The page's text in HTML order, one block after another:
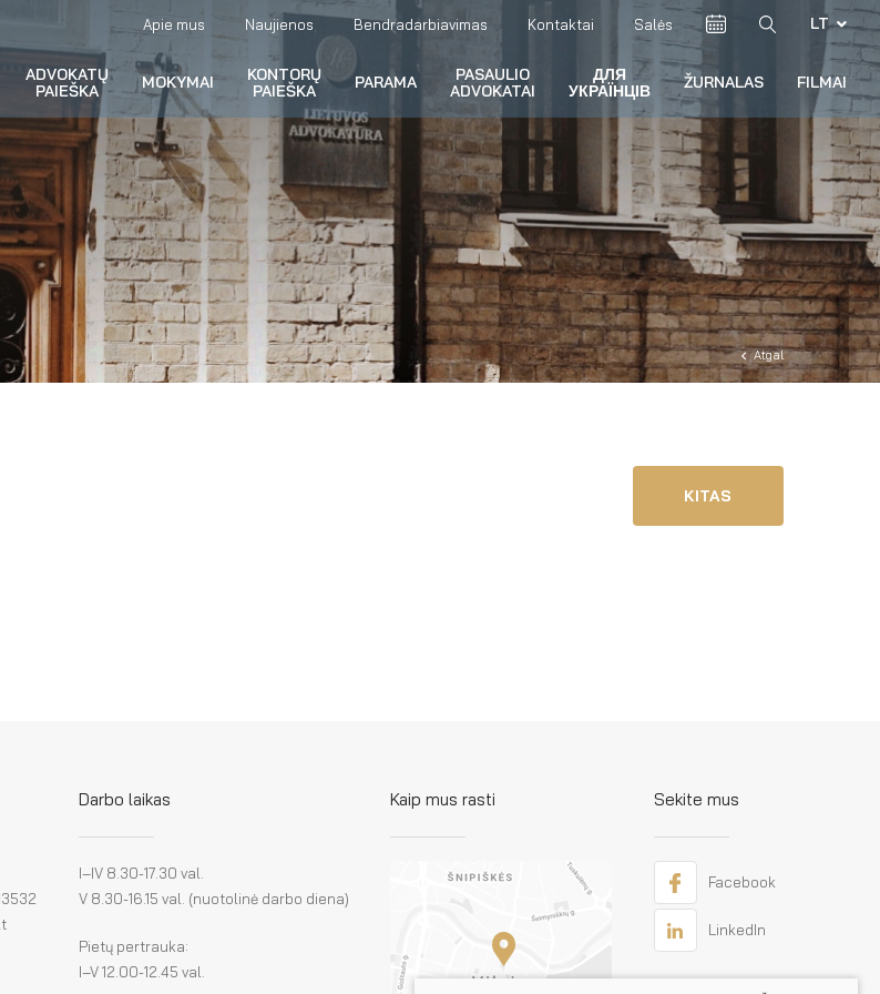
Apie mus Naujienos Bendradarbiavimas Kontaktai Salės LT
ADVOKATŲ
PAIEŠKA
MOKYMAI
KONTORŲ
PAIEŠKA
PARAMA
PASAULIO
ADVOKATAI
ДЛЯ
УКРАЇНЦІВ
ŽURNALAS FILMAI
Atgal
KITAS
Darbo laikas
I–IV 8.30-17.30 val.
V 8.30-16.15 val. (nuotolinė darbo diena)
Pietų pertrauka:
I–V 12.00-12.45 val.
Kaip mus rasti Sekite mus
Facebook
LinkedIn